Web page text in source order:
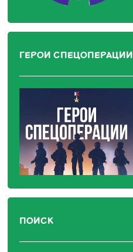
ГЕРОИ СПЕЦОПЕРАЦИИ
ПОИСК